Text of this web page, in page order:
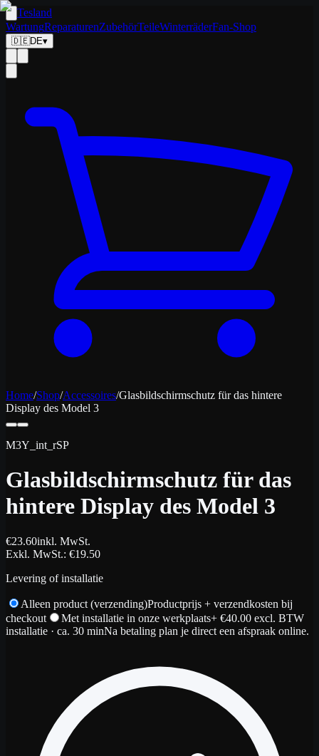
Tesland
WartungReparaturenZubehörTeileWinterräderFan-Shop
🇩🇪DE▾
Home/Shop/Accessoires/Glasbildschirmschutz für das hintere
Display des Model 3
M3Y_int_rSP
Glasbildschirmschutz für das
hintere Display des Model 3
€23.60inkl. MwSt.
Exkl. MwSt.: €19.50
Levering of installatie
Alleen product (verzending)Productprijs + verzendkosten bij
checkout
Met installatie in onze werkplaats+ €40.00 excl. BTW
installatie · ca. 30 minNa betaling plan je direct een afspraak online.